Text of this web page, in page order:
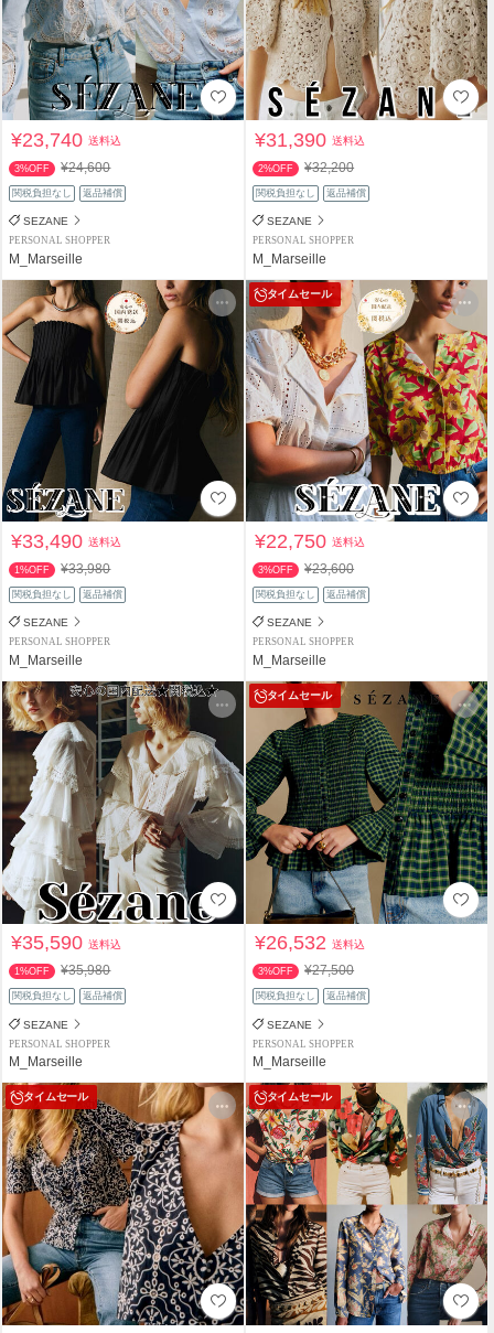
¥23,740送料込
3%OFF ¥24,600
関税負担なし 返品補償
SEZANE
PERSONAL SHOPPER
M_Marseille
¥31,390送料込
2%OFF ¥32,200
関税負担なし 返品補償
SEZANE
PERSONAL SHOPPER
M_Marseille
¥33,490送料込
1%OFF ¥33,980
関税負担なし 返品補償
SEZANE
PERSONAL SHOPPER
M_Marseille
タイムセール
¥22,750送料込
3%OFF ¥23,600
関税負担なし 返品補償
SEZANE
PERSONAL SHOPPER
M_Marseille
¥35,590送料込
1%OFF ¥35,980
関税負担なし 返品補償
SEZANE
PERSONAL SHOPPER
M_Marseille
タイムセール
¥26,532送料込
3%OFF ¥27,500
関税負担なし 返品補償
SEZANE
PERSONAL SHOPPER
M_Marseille
タイムセール タイムセール